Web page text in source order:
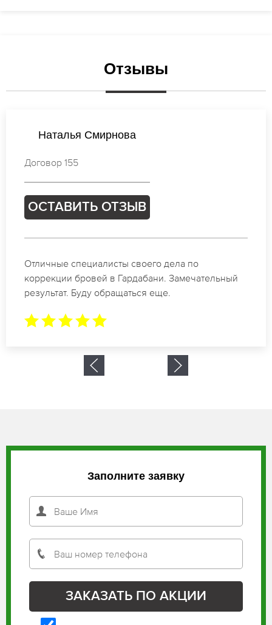
Отзывы
Татьяна Михайлова
Договор 657
ОСТАВИТЬ ОТЗЫВ
Спасибо огромное. Заказывала татуаж на свадьбу
в Гардабани. За 2 часа все было сделано.
Заполните заявку